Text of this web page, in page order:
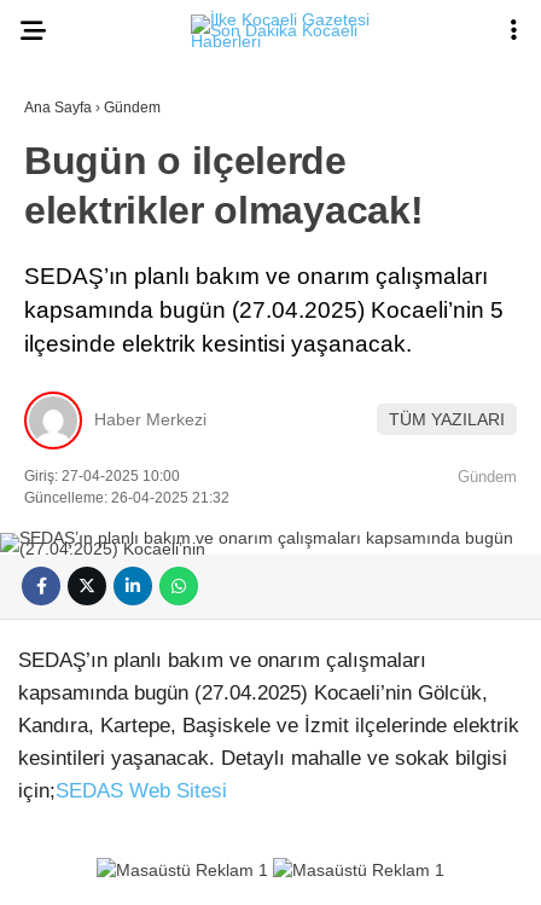
Ana Sayfa › Gündem
Bugün o ilçelerde
elektrikler olmayacak!
SEDAŞ’ın planlı bakım ve onarım çalışmaları
kapsamında bugün (27.04.2025) Kocaeli’nin 5
ilçesinde elektrik kesintisi yaşanacak.
Haber Merkezi TÜM YAZILARI
Giriş: 27-04-2025 10:00
Güncelleme: 26-04-2025 21:32
Gündem
SEDAŞ’ın planlı bakım ve onarım çalışmaları
kapsamında bugün (27.04.2025) Kocaeli’nin Gölcük,
Kandıra, Kartepe, Başiskele ve İzmit ilçelerinde elektrik
kesintileri yaşanacak. Detaylı mahalle ve sokak bilgisi
için;SEDAS Web Sitesi